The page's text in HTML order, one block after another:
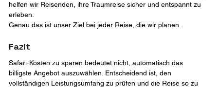
helfen wir Reisenden, ihre Traumreise sicher und entspannt zu
erleben.
Genau das ist unser Ziel bei jeder Reise, die wir planen.
Fazit
Safari-Kosten zu sparen bedeutet nicht, automatisch das
billigste Angebot auszuwählen. Entscheidend ist, den
vollständigen Leistungsumfang zu prüfen und die Reise so zu